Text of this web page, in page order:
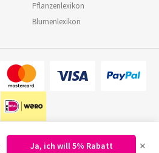
Pflanzenlexikon
Blumenlexikon
Ja, ich will 5% Rabatt ×